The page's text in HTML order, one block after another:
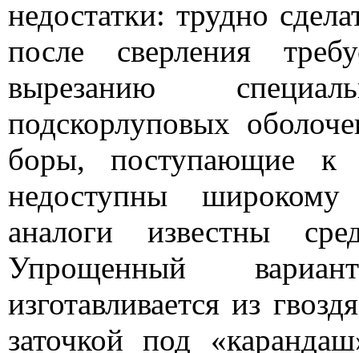
недостатки: трудно
после сверления
вырезанию
подскорлуповых
боры, поступающие к
недоступны широкому
аналоги известны
Упрощенный
изготавливается из
заточкой под